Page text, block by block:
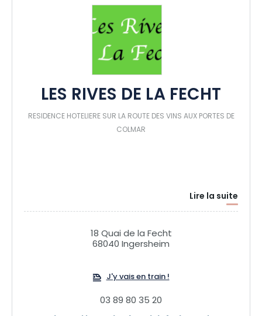
LES RIVES DE LA FECHT
RESIDENCE HOTELIERE SUR LA ROUTE DES VINS AUX PORTES DE
COLMAR
Lire la suite
18 Quai de la Fecht
68040 Ingersheim
J'y vais en train !
03 89 80 35 20